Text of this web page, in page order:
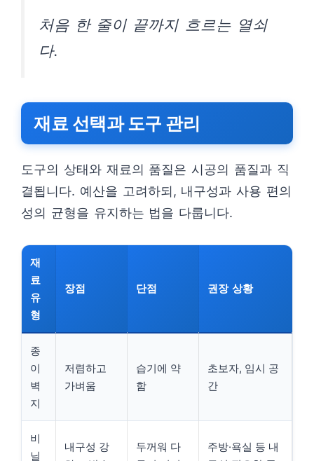
처음 한 줄이 끝까지 흐르는 열쇠
다.
재료 선택과 도구 관리
도구의 상태와 재료의 품질은 시공의 품질과 직
결됩니다. 예산을 고려하되, 내구성과 사용 편의
성의 균형을 유지하는 법을 다룹니다.
재
료
유
형
장점 단점 권장 상황
종
이
벽
지
저렴하고
가벼움
습기에 약
함
초보자, 임시 공
간
비
닐
내구성 강
두꺼워 다
주방·욕실 등 내